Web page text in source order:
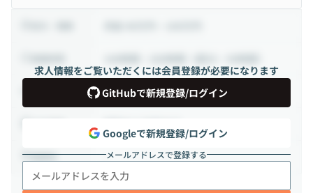
求人情報をご覧いただくには会員登録が必要になります
GitHubで新規登録/ログイン
Googleで新規登録/ログイン
メールアドレスで登録する
業務委託
勤務地 -